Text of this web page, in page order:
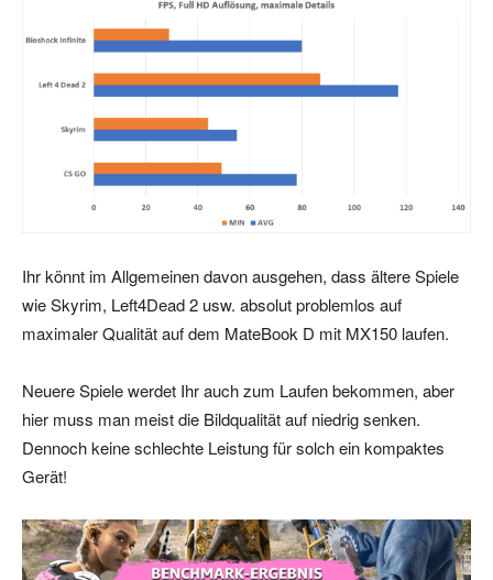
Ihr könnt im Allgemeinen davon ausgehen, dass ältere Spiele
wie Skyrim, Left4Dead 2 usw. absolut problemlos auf
maximaler Qualität auf dem MateBook D mit MX150 laufen.
Neuere Spiele werdet Ihr auch zum Laufen bekommen, aber
hier muss man meist die Bildqualität auf niedrig senken.
Dennoch keine schlechte Leistung für solch ein kompaktes
Gerät!